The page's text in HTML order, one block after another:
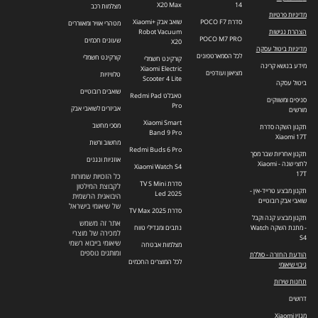
מדיניות פרטיות
הצהרת נגישות
מדיניות ביטול עסקה
מידע בנושא קרינה
ביטול עסקה
סניפים ומשווקים
מורשים
תקנון השקה סדרת
Xiaomi 17T
תקנון אחריות שבר מסך
לחצי שנה - Xiaomi
17T
תקנון מבצע טרייד-אין -
שואבי אבק רובוטיים
תקנון מבצע קנה וקבל
- מתנת השקה Watch
S4
הודעת החזרה - סוללת
גיבוי שיאומי
תחנות שירות
דרושים
מגזין Xiaomi
14
סדרת POCO F7
POCO M7 PRO
לכל הסמארטפונים
מציאון ועודפים
X20 Max
שואב אבק +Xiaomi
Robot Vacuum
X20
קורקינט חשמלי
Xiaomi Electric
Scooter 4 Lite
טאבלט Redmi Pad
Pro
Xiaomi Smart
Band 9 Pro
Redmi Buds 6 Pro
Xiaomi Watch S4
סדרת TV S Mini
Led 2025
סדרת TV Max 2025
נתבים ומגדילי טווח
מצלמות אבטחה
לכל המוצרים החכמים
מצלמות רכב
מטהרי אוויר ומאווררים
שעונים חכמים
קורקינט חשמלי
טלוויזיות
שואבים רובוטיים
אביזרים לשואבי אבק
מסכי מחשב
מחשוב ורשת
אוזניות ונגנים
כל הזכויות שמורות
לקבוצת המילטון
היבואנית הרשמית
של שיאומי בישראל
אתר זה משמש
למכירה של מוצרי
שיאומי בייבוא רשמי
ומותגים נוספים